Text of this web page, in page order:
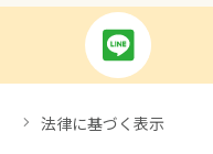
法律に基づく表示